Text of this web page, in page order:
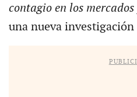
contagio en los
una nueva